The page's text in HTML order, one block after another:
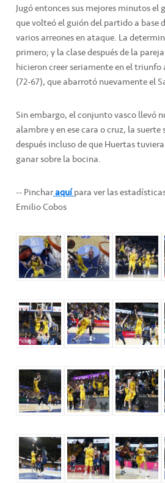
Jugó entonces sus mejores minutos el
que volteó el guión del partido a base
varios arreones en ataque. La
primero; y la clase después de la
hicieron creer seriamente en el
(72-67), que abarrotó nuevamente el
Sin embargo, el conjunto vasco llevó
alambre y en ese cara o cruz, la
después incluso de que Huertas
ganar sobre la bocina.
-- Pincharaquípara ver las
Emilio Cobos